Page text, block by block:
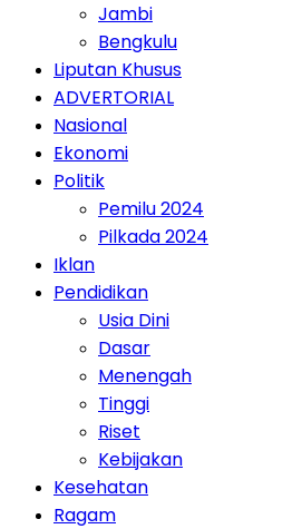
Jambi
Bengkulu
Liputan Khusus
ADVERTORIAL
Nasional
Ekonomi
Politik
Pemilu 2024
Pilkada 2024
Iklan
Pendidikan
Usia Dini
Dasar
Menengah
Tinggi
Riset
Kebijakan
Kesehatan
Ragam